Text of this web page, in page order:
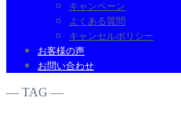
キャンペーン
よくある質問
キャンセルポリシー
お客様の声
お問い合わせ
― TAG ―